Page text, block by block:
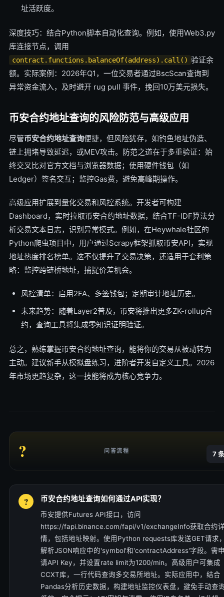
址活跃度。
深度技巧：结合Python脚本自动化查询。例如，使用Web3.py
库连接节点，调用
contract.functions.balanceOf(address).call() 验证余
额。实际案例：2026年Q1，一位交易者通过BscScan查询到
异常资金流入，及时避开 rug pull 事件，挽回10万美元损失。
币安合约地址查询的风险防范与高级应用
尽管币安合约地址查询便捷，但风险犹存，如钓鱼地址伪造、
链上拥堵导致延迟，或MEV攻击。防范之道在于多重验证：始
终交叉比对官方文档与浏览器数据；使用硬件钱包（如
Ledger）签名交互；监控Gas费，避免高峰期操作。
高级应用扩展到量化交易和风控系统。开发者可构建
Dashboard，实时拉取币安合约地址数据，结合TF-IDF算法分
析交易文本日志，识别异常模式。例如，在Heywhale社区的
Python爬虫项目中，用户通过Scrapy框架抓取币安API，实现
地址热度排名榜单。这不仅提升了交易决策，还适用于套利策
略：监控跨链桥地址，捕捉价差机会。
风控清单：启用2FA、多签钱包；定期审计地址历史。
未来趋势：随着Layer2普及，币安将推出更多ZK-rollup合
约，查询工具将集成零知识证明验证。
总之，熟练掌握币安合约地址查询，能将你的交易从被动转为
主动。建议新手从模拟盘练习，进阶者开发自定义工具。2026
年市场更趋复杂，这一技能将成为核心竞争力。
? 问答流程 7 条
币安合约地址查询如何通过API实现？
币安提供Futures API接口，访问
https://fapi.binance.com/fapi/v1/exchangeInfo获取合约
情，包括地址映射。使用Python requests库发送GET请求
解析JSON响应中的'symbol'和'contractAddress'字段。需
请API Key，并设置rate limit为1200/min。高级用户可集成
CCXT库，一行代码查询多交易所地址。实际应用中，结合
Pandas分析历史数据，构建地址监控仪表盘，避免手动查